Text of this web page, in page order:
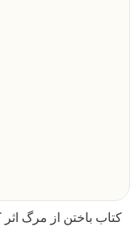
کتاب باختن از مرگ